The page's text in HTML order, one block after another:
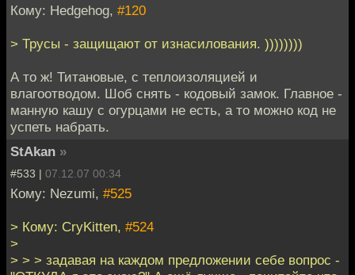
Кому: Hedgehog, #120
> Трусы - защищают от изнасилования. ))))))))
А то ж! Титановые, с теплоизоляцией и
влагоотводом. Шоб снять - кодовый замок. Главное -
манную кашу с огурцами не есть, а то можно код не
успеть набрать.
StAkan »
#533 | 07.12.07 00:34
Кому: Nezumi, #525
> Кому: CryKitten, #524
>
> > > задавая на каждом предложении себе вопрос -